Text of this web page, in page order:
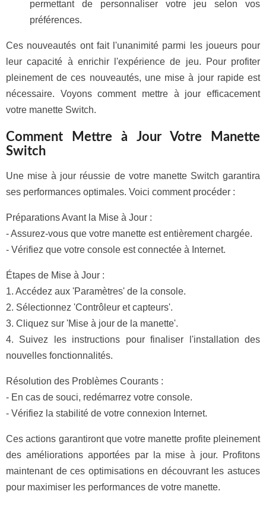
permettant de personnaliser votre jeu selon vos
préférences.
Ces nouveautés ont fait l'unanimité parmi les joueurs pour
leur capacité à enrichir l'expérience de jeu. Pour profiter
pleinement de ces nouveautés, une mise à jour rapide est
nécessaire. Voyons comment mettre à jour efficacement
votre manette Switch.
Comment Mettre à Jour Votre Manette
Switch
Une mise à jour réussie de votre manette Switch garantira
ses performances optimales. Voici comment procéder :
Préparations Avant la Mise à Jour :
- Assurez-vous que votre manette est entièrement chargée.
- Vérifiez que votre console est connectée à Internet.
Étapes de Mise à Jour :
1. Accédez aux 'Paramètres' de la console.
2. Sélectionnez 'Contrôleur et capteurs'.
3. Cliquez sur 'Mise à jour de la manette'.
4. Suivez les instructions pour finaliser l'installation des
nouvelles fonctionnalités.
Résolution des Problèmes Courants :
- En cas de souci, redémarrez votre console.
- Vérifiez la stabilité de votre connexion Internet.
Ces actions garantiront que votre manette profite pleinement
des améliorations apportées par la mise à jour. Profitons
maintenant de ces optimisations en découvrant les astuces
pour maximiser les performances de votre manette.